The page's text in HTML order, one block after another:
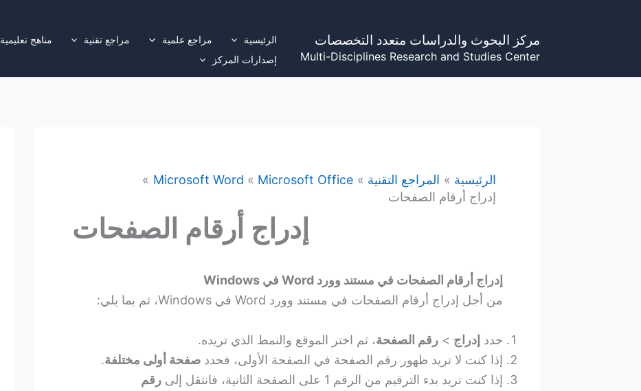
مركز البحوث والدراسات متعدد التخصصات
Multi-Disciplines Research and Studies Center
الرئيسية مراجع علمية مراجع تقنية مناهج تعليمية
إصدارات المركز
الرئيسية المراجع التقنية Microsoft Office
Microsoft Word
إدراج أرقام الصفحات
إدراج أرقام الصفحات
إدراج أرقام الصفحات في مستند وورد Word في Windows
من أجل إدراج أرقام الصفحات في مستند وورد Word في Windows، ثم بما يلي:
حدد إدراج > رقم الصفحة، ثم اختر الموقع والنمط الذي تريده.
إذا كنت لا تريد ظهور رقم الصفحة في الصفحة الأولى، فحدد صفحة أولى مختلفة.
إذا كنت تريد بدء الترقيم من الرقم 1 على الصفحة الثانية، فانتقل إلى
رقم